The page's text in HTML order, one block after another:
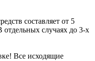
составляет от 5
отдельных случаях до 3-х
Все исходящие